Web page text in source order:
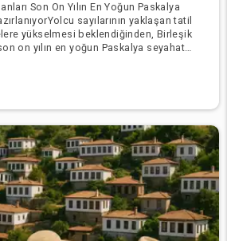
Son On Yılın En Yoğun Paskalya
sayılarının yaklaşan tatil
yükselmesi beklendiğinden, Birleşik
on yılın en yoğun Paskalya seyahat